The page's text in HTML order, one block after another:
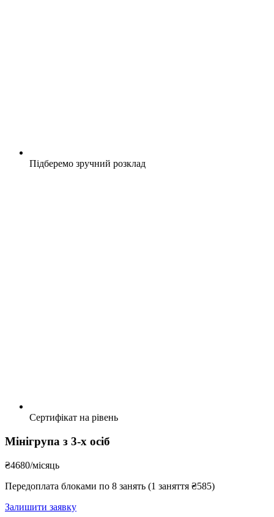
Підберемо зручний розклад
Сертифікат на рівень
Мінігрупа з 3-х осіб
₴4680/місяць
Передоплата блоками по 8 занять (1 заняття ₴585)
Залишити заявку